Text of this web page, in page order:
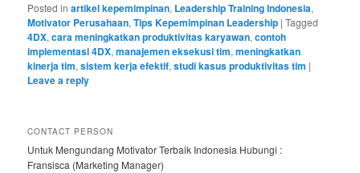
Posted in artikel kepemimpinan, Leadership Training Indonesia,
Motivator Perusahaan,Tips Kepemimpinan Leadership |Tagged
4DX,cara meningkatkan produktivitas karyawan,contoh
implementasi 4DX,manajemen eksekusi tim,meningkatkan
kinerja tim,sistem kerja efektif,studi kasus produktivitas tim |
Leave a reply
CONTACT PERSON
Untuk Mengundang Motivator Terbaik Indonesia Hubungi :
Fransisca (Marketing Manager)